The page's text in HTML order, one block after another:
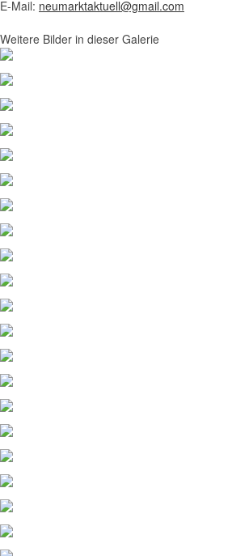
E-Mail: neumarktaktuell@gmail.com
Weitere Bilder in dieser Galerie